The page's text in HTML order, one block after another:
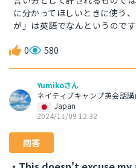
に分かってほしいときに使う
が」は英語でなんというので
0 580
Yumikoさん
ネイティブキャンプ英会話
Japan
2024/11/09 12:32
回答